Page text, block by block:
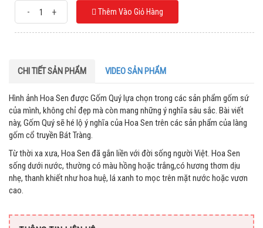
- + Thêm Vào Giỏ Hàng
CHI TIẾT SẢN PHẨM VIDEO SẢN PHẨM
Hình ảnh Hoa Sen được Gốm Quý lựa chọn trong các sản phẩm gốm sứ
của mình, không chỉ đẹp mà còn mang những ý nghĩa sâu sắc. Bài viết
này, Gốm Quý sẽ hé lộ ý nghĩa của Hoa Sen trên các sản phẩm của làng
gốm cổ truyền Bát Tràng.
Từ thời xa xưa, Hoa Sen đã gắn liền với đời sống người Việt. Hoa Sen
sống dưới nước, thường có màu hồng hoặc trắng,có hương thơm dịu
nhẹ, thanh khiết như hoa huệ, lá xanh to mọc trên mặt nước hoặc vươn
cao.